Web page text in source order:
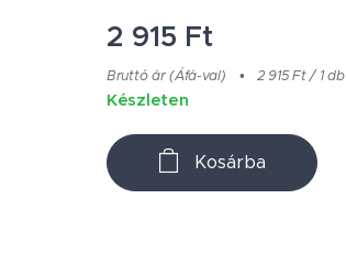
2 915 Ft
Bruttó ár (Áfá-val) 2 915 Ft / 1 db
Készleten
Kosárba